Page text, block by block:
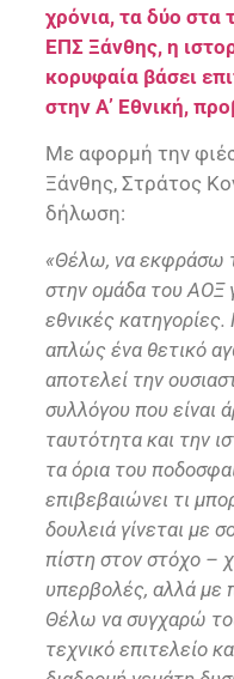
χρόνια, τα δύο
ΕΠΣ Ξάνθης, η
κορυφαία βάσει
στην Α’ Εθνική,
Με αφορμή την
Ξάνθης, Στράτος
δήλωση:
«Θέλω, να εκφράσω
στην ομάδα του ΑΟΞ
εθνικές
απλώς ένα θετικό
αποτελεί την
συλλόγου που είναι
ταυτότητα και την
τα όρια του
επιβεβαιώνει τι
δουλειά γίνεται με
πίστη στον στόχο –
υπερβολές, αλλά με
Θέλω να συγχαρώ
τεχνικό επιτελείο